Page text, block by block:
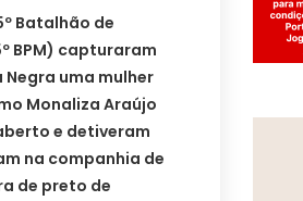
Batalhão de
BPM) capturaram
Negra uma mulher
Monaliza Araújo
e detiveram
na companhia de
de preto de